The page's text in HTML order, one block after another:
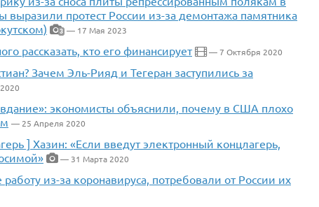
выразили протест России из-за демонтажа памятника
3 — 17 Мая 2023
рассказать, кто его финансирует
— 7 Октября 2020
Зачем Эль-Рияд и Тегеран заступились за
экономисты объяснили, почему в США плохо
— 25 Апреля 2020
] Хазин: «Если введут электронный концлагерь,
— 31 Марта 2020
из-за коронавируса, потребовали от России их